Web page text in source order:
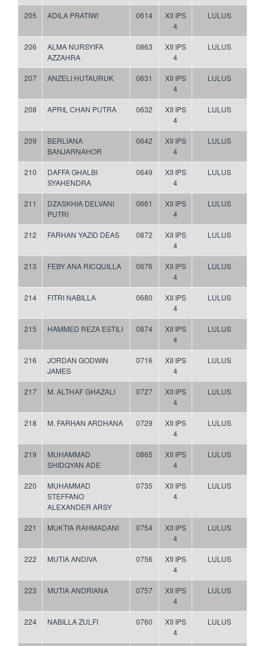
205 ADILA PRATIWI 0614
XII IPS
4
LULUS
206
ALMA NURSYIFA
AZZAHRA
0863
XII IPS
4
LULUS
207 ANZELI HUTAURUK 0631
XII IPS
4
LULUS
208 APRIL CHAN PUTRA 0632
XII IPS
4
LULUS
209
BERLIANA
BANJARNAHOR
0642
XII IPS
4
LULUS
210
DAFFA GHALBI
SYAHENDRA
0649
XII IPS
4
LULUS
211
DZASKHIA DELVANI
PUTRI
0661
XII IPS
4
LULUS
212 FARHAN YAZID DEAS 0872
XII IPS
4
LULUS
213 FEBY ANA RICQUILLA 0676
XII IPS
4
LULUS
214 FITRI NABILLA 0680
XII IPS
4
LULUS
215 HAMMED REZA ESTILI 0874
XII IPS
4
LULUS
216
JORDAN GODWIN
JAMES
0716
XII IPS
4
LULUS
217 M. ALTHAF GHAZALI 0727
XII IPS
4
LULUS
218 M. FARHAN ARDHANA 0729
XII IPS
4
LULUS
219
MUHAMMAD
SHIDQYAN ADE
0865
XII IPS
4
LULUS
220
MUHAMMAD
STEFFANO
ALEXANDER ARSY
0735
XII IPS
4
LULUS
221 MUKTIA RAHMADANI 0754
XII IPS
4
LULUS
222 MUTIA ANDIVA 0756
XII IPS
4
LULUS
223 MUTIA ANDRIANA 0757
XII IPS
4
LULUS
224 NABILLA ZULFI 0760
XII IPS
4
LULUS